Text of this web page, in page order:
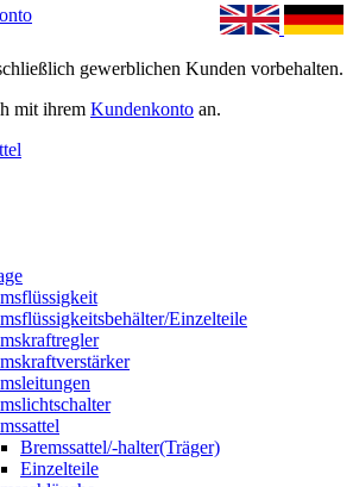
gewerblichen Kunden vorbehalten.
mit ihrem Kundenkonto an.
Einzelteile
Bremssattel/-halter(Träger)
Einzelteile